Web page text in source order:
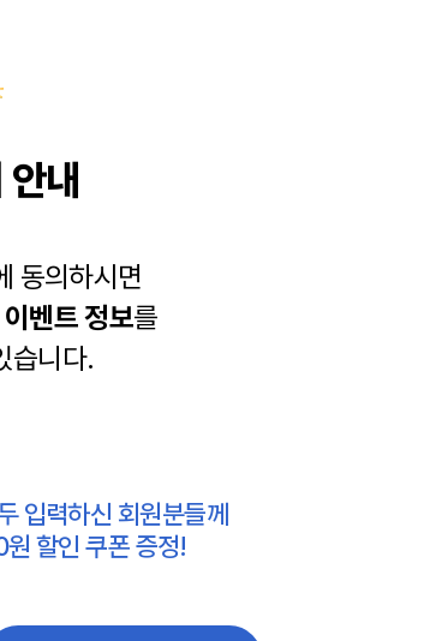
내
동의하시면
이벤트 정보를
습니다.
입력하신 회원분들께
할인 쿠폰 증정!